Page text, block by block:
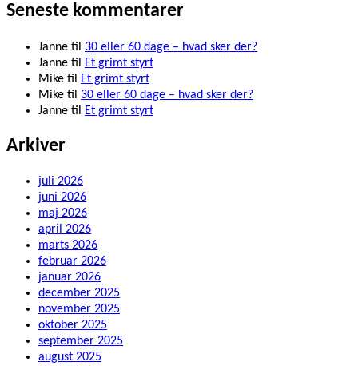
Seneste kommentarer
Janne til 30 eller 60 dage – hvad sker der?
Janne til
Et grimt styrt
Mike til
Et grimt styrt
Mike til 30 eller 60 dage – hvad sker der?
Janne til Et grimt styrt
Arkiver
juli 2026
juni 2026
maj 2026
april 2026
marts 2026
februar 2026
januar 2026
december 2025
november 2025
oktober 2025
september 2025
august 2025